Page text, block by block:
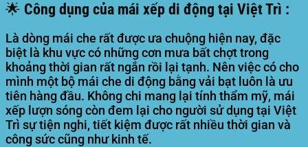
🌟 Công dụng của mái xếp di động tại Việt Trì :
Là dòng mái che rất được ưa chuộng hiện nay, đặc
biệt là khu vực có những cơn mưa bất chợt trong
khoảng thời gian rất ngắn rồi lại tạnh. Nên việc có cho
mình một bộ mái che di động bằng vải bạt luôn là ưu
tiên hàng đầu. Không chi mang lại tính thẩm mỹ, mái
xếp lượn sóng còn đem lại cho người sử dụng tại Việt
Trì sự tiện nghi, tiết kiệm được rất nhiều thời gian và
công sức cũng như kinh tế.